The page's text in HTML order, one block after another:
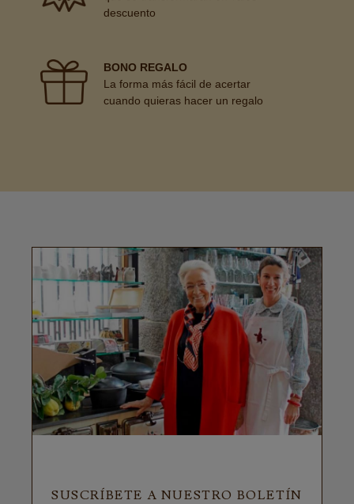
descuento
BONO REGALO
La forma más fácil de acertar
cuando quieras hacer un regalo
SUSCRÍBETE A NUESTRO BOLETÍN